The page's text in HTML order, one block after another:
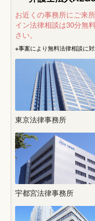
お近くの事務所にご来
イン法律相談は30分無料
さい。
※事案により無料法律相談に
東京法律事務所
宇都宮法律事務所